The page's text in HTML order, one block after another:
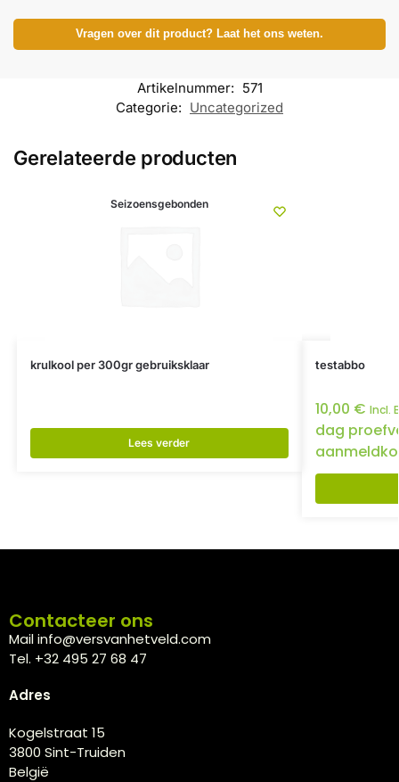
Vragen over dit product? Laat het ons weten.
Artikelnummer: 571
Categorie: Uncategorized
Gerelateerde producten
Seizoensgebonden
krulkool per 300gr gebruiksklaar
Lees verder
testabbo
10,00 € Incl.
dag
Contacteer ons
Mail info@versvanhetveld.com
Tel. +32 495 27 68 47
Adres
Kogelstraat 15
3800 Sint-Truiden
België